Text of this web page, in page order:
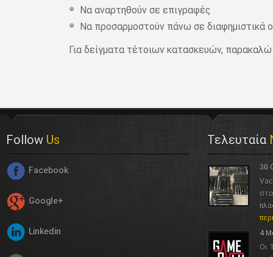
Να αναρτηθούν σε επιγραφές
Να προσαρμοστούν πάνω σε διαφημιστικά
Για δείγματα τέτοιων κατασκευών,
Follow Us
Facebook
Google+
Linkedin
Τελευταία
30
4
Οι